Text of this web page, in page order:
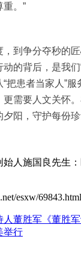
。”
，到争分夺秒的
的背后，是我们
把患者当家人”
需要人文关怀
阳，守护每份珍
人施国良先生
esxw/69843.html
人董胜军《董胜
举行